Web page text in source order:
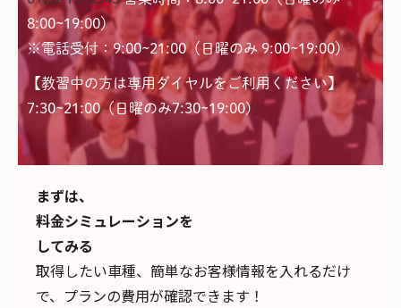
8:00~19:00）
※電話受付：9:00~21:00（日曜のみ 9:00~19:00）
【教習中の方は専用ダイヤルをご利用ください】
7:30~21:00（日曜のみ7:30~19:00)
まずは、
料金シミュレーションを
してみる
取得したい車種、簡単なお客様情報を入れるだけ
で、 プランの費用が確認できます！